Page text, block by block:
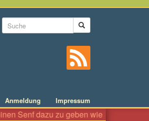
Suchformular
Anmeldung Impressum
geben wie an einer Würstelbude.